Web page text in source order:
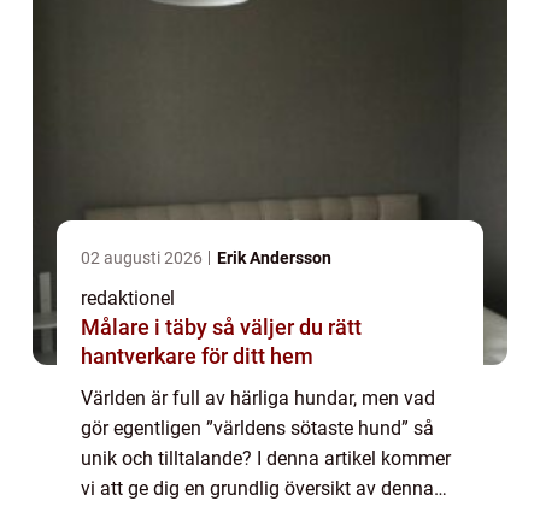
02 augusti 2026 Erik Andersson
redaktionel
Målare i täby så väljer du rätt
hantverkare för ditt hem
Världen är full av härliga hundar, men vad
gör egentligen ”världens sötaste hund” så
unik och tilltalande? I denna artikel kommer
vi att ge dig en grundlig översikt av denna